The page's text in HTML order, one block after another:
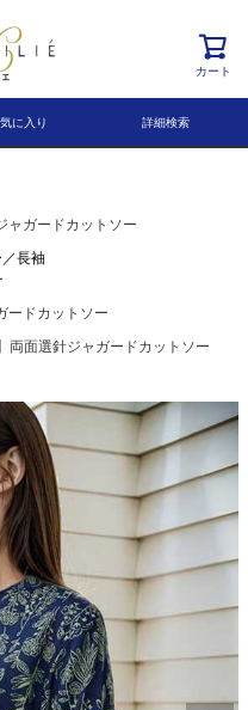
カート
に入り 詳細検索
ャガードカットソー
長袖
ードカットソー
両面選針ジャガードカットソー